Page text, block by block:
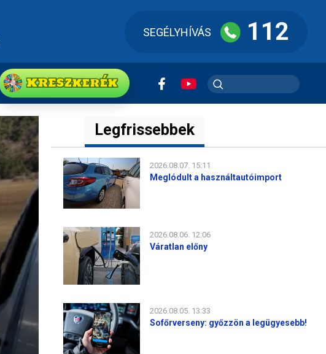
SEGÉLYHÍVÁS 112
KRESZkerék
Legfrissebbek
2026.08.07. 15:11
Meglódult a használtautóimport
2026.08.06. 12:06
Váratlan előny
2026.08.05. 13:33
Sofőrverseny: győzzön a legügyesebb!